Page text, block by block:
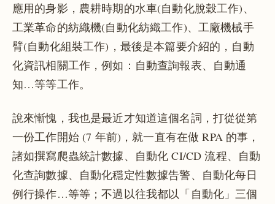
應用的身影，農耕時期的水車(自動化脫穀工作)、
工業革命的紡織機(自動化紡織工作)、工廠機械手
臂(自動化組裝工作)，最後是本篇要介紹的，自動
化資訊相關工作，例如：自動查詢報表、自動通
知…等等工作。
說來慚愧，我也是最近才知道這個名詞，打從從第
一份工作開始 (7 年前)，就一直有在做 RPA 的事，
諸如撰寫爬蟲統計數據、自動化 CI/CD 流程、自動
化查詢數據、自動化穩定性數據告警、自動化每日
例行操作…等等；不過以往我都以「自動化」三個